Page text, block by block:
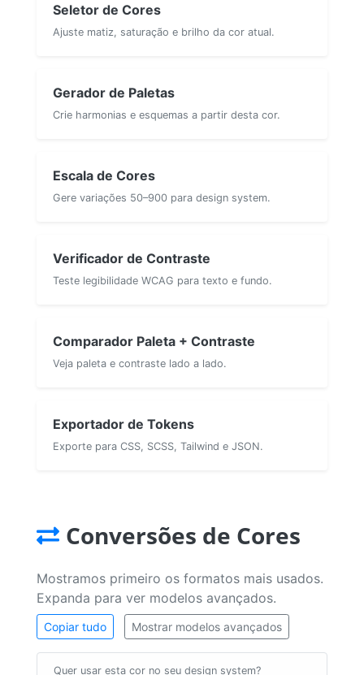
Seletor de Cores
Ajuste matiz, saturação e brilho da cor atual.
Gerador de Paletas
Crie harmonias e esquemas a partir desta cor.
Escala de Cores
Gere variações 50–900 para design system.
Verificador de Contraste
Teste legibilidade WCAG para texto e fundo.
Comparador Paleta + Contraste
Veja paleta e contraste lado a lado.
Exportador de Tokens
Exporte para CSS, SCSS, Tailwind e JSON.
Conversões de Cores
Mostramos primeiro os formatos mais usados.
Expanda para ver modelos avançados.
Copiar tudo Mostrar modelos avançados
Quer usar esta cor no seu design system?